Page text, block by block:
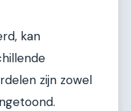
kan
zijn zowel